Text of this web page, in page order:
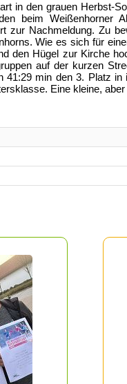
in den grauen Herbst-
beim Weißenhorner
zur Nachmeldung. Zu
Wie es sich für
den Hügel zur Kirche
auf der kurzen
41:29 min den 3. Platz
Eine kleine,